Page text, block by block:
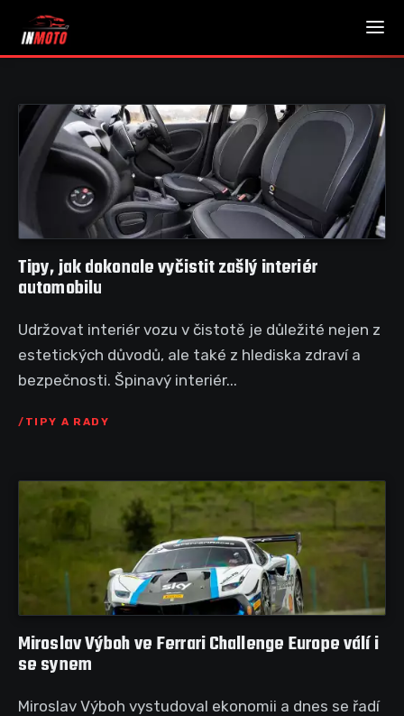
Tipy, jak dokonale vyčistit zašlý interiér
automobilu
Udržovat interiér vozu v čistotě je důležité nejen z
estetických důvodů, ale také z hlediska zdraví a
bezpečnosti. Špinavý interiér...
TIPY A RADY
Miroslav Výboh ve Ferrari Challenge Europe válí i
se synem
Miroslav Výboh vystudoval ekonomii a dnes se řadí